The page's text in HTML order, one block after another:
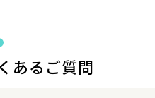
あるご質問